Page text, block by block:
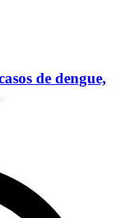
de dengue,